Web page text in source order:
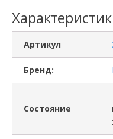
Артикул
Бренд:
Состояние